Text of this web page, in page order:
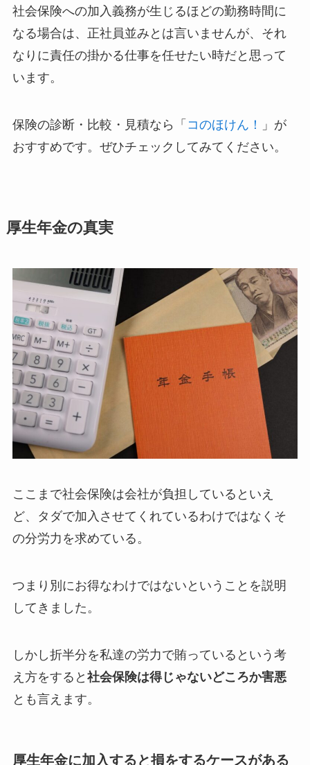
社会保険への加入義務が生じるほどの勤務時間に
なる場合は、正社員並みとは言いませんが、それ
なりに責任の掛かる仕事を任せたい時だと思って
います。
保険の診断・比較・見積なら「 コのほけん！
」が
おすすめです。ぜひチェックしてみてください。
厚生年金の真実
ここまで社会保険は会社が負担しているといえ
ど、タダで加入させてくれているわけではなくそ
の分労力を求めている。
つまり別にお得なわけではないということを説明
してきました。
しかし折半分を私達の労力で賄っているという考
え方をすると 社会保険は得じゃないどころか害悪
とも言えます。
厚生年金に加入すると損をするケースがある